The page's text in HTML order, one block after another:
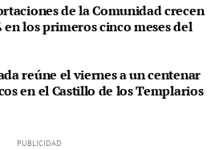
de la Comunidad crecen
en los primeros cinco meses del
reúne el viernes a un centenar
en el Castillo de los Templarios